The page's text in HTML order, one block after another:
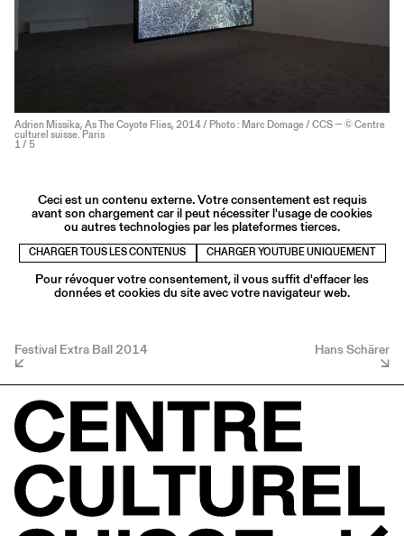
Adrien Missika, As The Coyote Flies, 2014 / Photo : Marc Domage / CCS — © Centre
culturel suisse. Paris
1 / 5
Ceci est un contenu externe. Votre consentement est requis
avant son chargement car il peut nécessiter l'usage de cookies
ou autres technologies par les plateformes tierces.
CHARGER TOUS LES CONTENUS CHARGER YOUTUBE UNIQUEMENT
Pour révoquer votre consentement, il vous suffit d'effacer les
données et cookies du site avec votre navigateur web.
Festival Extra Ball 2014 Hans Schärer